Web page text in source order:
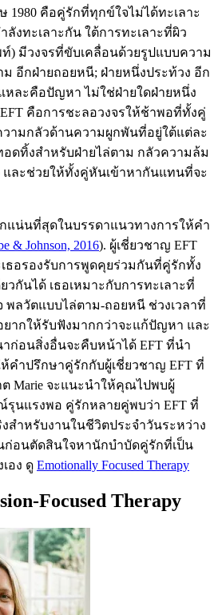
1980 คือคู่รักที่ทุกข์ใจไม่ได้ทะเลาะ
ลังทะเลาะกัน ใต้การทะเลาะที่ผิว
ท์) มีวงจรที่ขับเคลื่อนด้วยรูปแบบความ
อีกฝ่ายถอยหนี; ฝ่ายหนึ่งประท้วง อีก
หละคือปัญหา ไม่ใช่ฝ่ายใดฝ่ายหนึ่ง
คือการชะลอวงจรให้ช้าพอที่ทั้งคู่
วามกลัวด้านความผูกพันที่อยู่ใต้แต่ละ
อดทิ้งสำหรับฝ่ายไล่ตาม กลัวความล้ม
และช่วยให้ทั้งคู่หันเข้าหากันแทนที่จะ
แน่นที่สุดในบรรดาแนวทางการให้คำ
& Johnson, 2016). ผู้เชี่ยวชาญ EFT
ธอรองรับการพูดคุยร่วมกันที่คู่รักทั้ง
กันได้ เธอเหมาะกับการทะเลาะที่
พลวัตแบบไล่ตาม-ถอยหนี ช่วงเวลาที่
ยากให้รับฟังมากกว่าจะแก้ปัญหา และ
ก่อนสิ่งอื่นจะคืบหน้าได้ EFT ที่นำ
ห้คำปรึกษาคู่รักกับผู้เชี่ยวชาญ EFT ที่
Marie จะแนะนำให้คุณไปพบผู้
รุนแรงพอ คู่รักหลายคู่พบว่า EFT ที่
สำหรับงานในชีวิตประจำวันระหว่าง
ก่อนตัดสินใจหานักบำบัดคู่รักที่เป็น
อง ดู Emotionally Focused Therapy
Focused Therapy